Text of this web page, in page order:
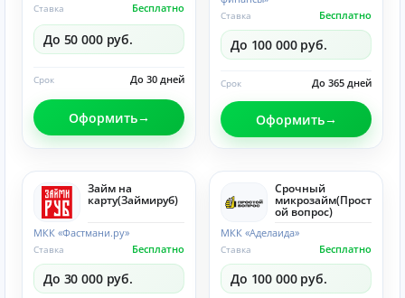
Бесплатно
Ставка
До 50 000 руб.
До 30 дней
Срок
Оформить
Бесплатно
Ставка
До 100 000 руб.
До 365 дней
Срок
Оформить
Займ на
карту(Займируб)
МКК «Фастмани.ру»
Бесплатно
Ставка
До 30 000 руб.
Срочный
микрозайм(Прост
ой вопрос)
МКК «Аделаида»
Бесплатно
Ставка
До 100 000 руб.